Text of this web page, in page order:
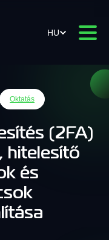
HU
Oktatás
(2FA)
hitelesítő
és